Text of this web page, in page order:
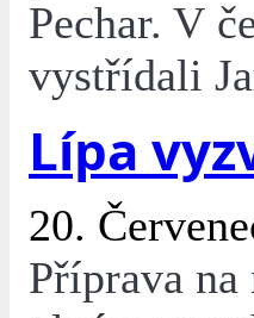
Pechar. V
vystřídali
Lípa
20.
Příprava